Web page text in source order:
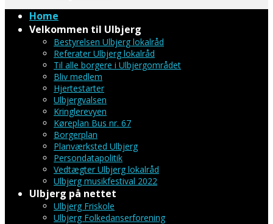
Home
Velkommen til Ulbjerg
Bestyrelsen Ulbjerg lokalråd
Referater Ulbjerg lokalråd
Til alle borgere i Ulbjergområdet
Bliv medlem
Hjertestarter
Ulbjergvalsen
Kringlerevyen
Køreplan Bus nr. 67
Borgerplan
Planværksted Ulbjerg
Persondatapolitik
Vedtægter Ulbjerg lokalråd
Ulbjerg musikfestival 2022
Ulbjerg på nettet
Ulbjerg Friskole
Ulbjerg Folkedanserforening